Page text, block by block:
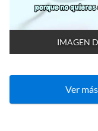
IMAGEN
Ver